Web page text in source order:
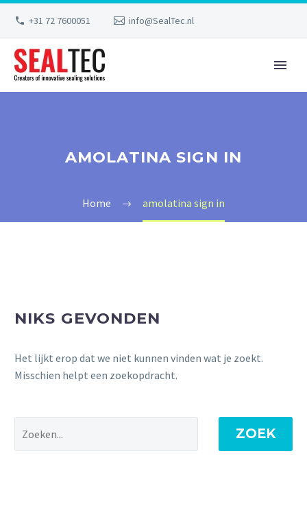
+31 72 7600051 info@SealTec.nl
AMOLATINA SIGN IN
Home amolatina sign in
NIKS GEVONDEN
Het lijkt erop dat we niet kunnen vinden wat je zoekt.
Misschien helpt een zoekopdracht.
ZOEK